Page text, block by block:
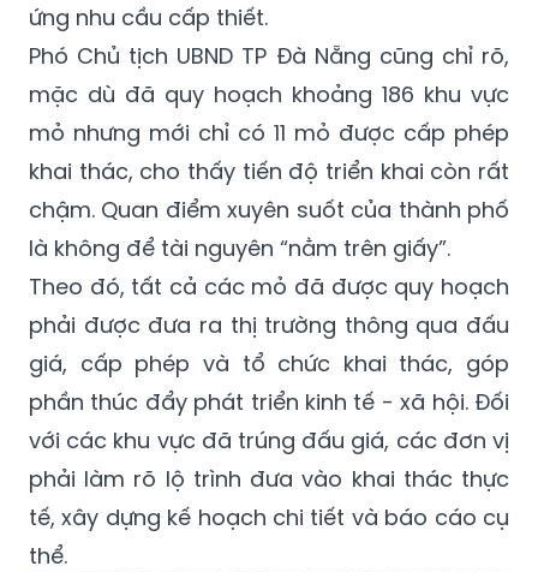
ứng nhu cầu cấp thiết.
Phó Chủ tịch UBND TP Đà Nẵng cũng chỉ rõ,
mặc dù đã quy hoạch khoảng 186 khu vực
mỏ nhưng mới chỉ có 11 mỏ được cấp phép
khai thác, cho thấy tiến độ triển khai còn rất
chậm. Quan điểm xuyên suốt của thành phố
là không để tài nguyên “nằm trên giấy”.
Theo đó, tất cả các mỏ đã được quy hoạch
phải được đưa ra thị trường thông qua đấu
giá, cấp phép và tổ chức khai thác, góp
phần thúc đẩy phát triển kinh tế - xã hội. Đối
với các khu vực đã trúng đấu giá, các đơn vị
phải làm rõ lộ trình đưa vào khai thác thực
tế, xây dựng kế hoạch chi tiết và báo cáo cụ
thể.